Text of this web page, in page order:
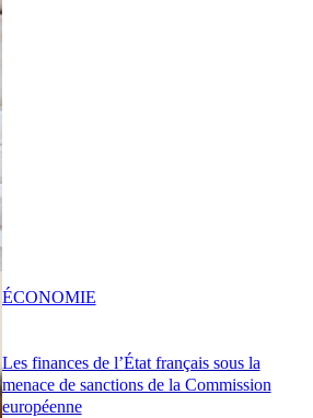
Les finances de l’État français sous la
menace de sanctions de la Commission
européenne
ÉCONOMIE